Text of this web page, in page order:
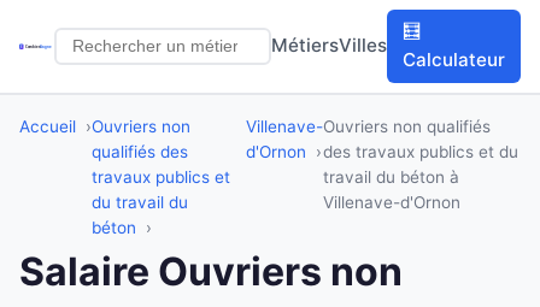
MétiersVilles
🧮
Calculateur
Accueil
Ouvriers non
qualifiés des
travaux publics et
du travail du
béton
Villenave-
d'Ornon
Ouvriers non qualifiés
des travaux publics et du
travail du béton à
Villenave-d'Ornon
Salaire Ouvriers non